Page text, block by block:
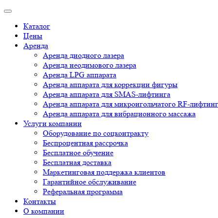
Каталог
Цены
Аренда
Аренда диодного лазера
Аренда неодимового лазера
Аренда LPG аппарата
Аренда аппарата для коррекции фигуры
Аренда аппарата для SMAS-лифтинга
Аренда аппарата для микроигольчатого RF-
Аренда аппарата для вибрационного массажа
Услуги компании
Оборудование по соцконтракту
Беспроцентная рассрочка
Бесплатное обучение
Бесплатная доставка
Маркетинговая поддержка клиентов
Гарантийное обслуживание
Реферальная программа
Контакты
О компании